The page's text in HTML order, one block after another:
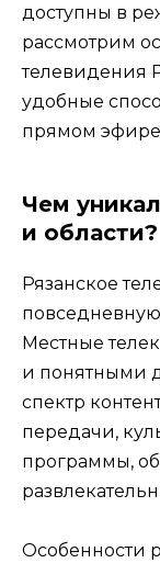
доступны в
рассмотрим
телевидения
удобные
прямом
Чем
и области?
Рязанское
Местные
и понятными
спектр
передачи,
программы,
Особенности